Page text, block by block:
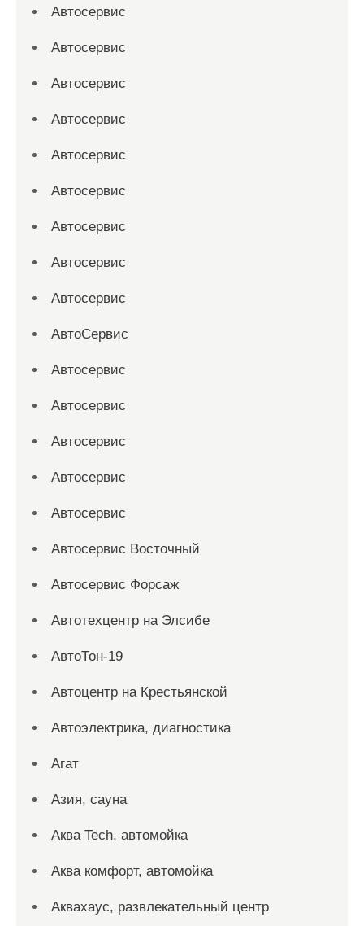
Автосервис
Автосервис
Автосервис
Автосервис
Автосервис
Автосервис
Автосервис
Автосервис
Автосервис
АвтоСервис
Автосервис
Автосервис
Автосервис
Автосервис
Автосервис
Автосервис Восточный
Автосервис Форсаж
Автотехцентр на Элсибе
АвтоТон-19
Автоцентр на Крестьянской
Автоэлектрика, диагностика
Агат
Азия, сауна
Аква Tech, автомойка
Аква комфорт, автомойка
Аквахаус, развлекательный центр